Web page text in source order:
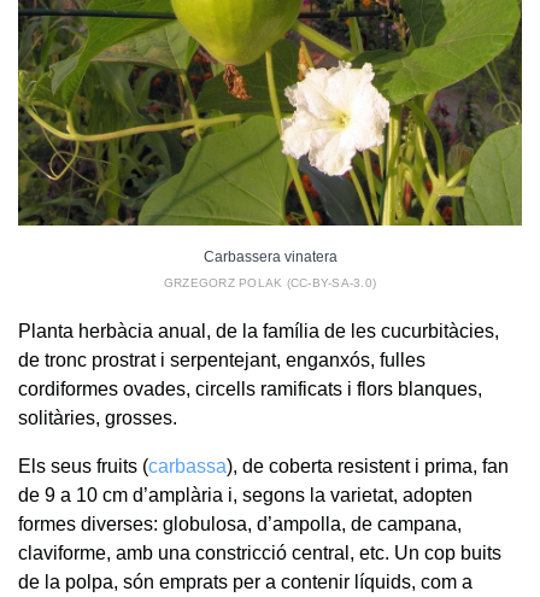
Carbassera vinatera
GRZEGORZ POLAK (CC-BY-SA-3.0)
Planta herbàcia anual, de la família de les cucurbitàcies,
de tronc prostrat i serpentejant, enganxós, fulles
cordiformes ovades, circells ramificats i flors blanques,
solitàries, grosses.
Els seus fruits (carbassa), de coberta resistent i prima, fan
de 9 a 10 cm d’amplària i, segons la varietat, adopten
formes diverses: globulosa, d’ampolla, de campana,
claviforme, amb una constricció central, etc. Un cop buits
de la polpa, són emprats per a contenir líquids, com a